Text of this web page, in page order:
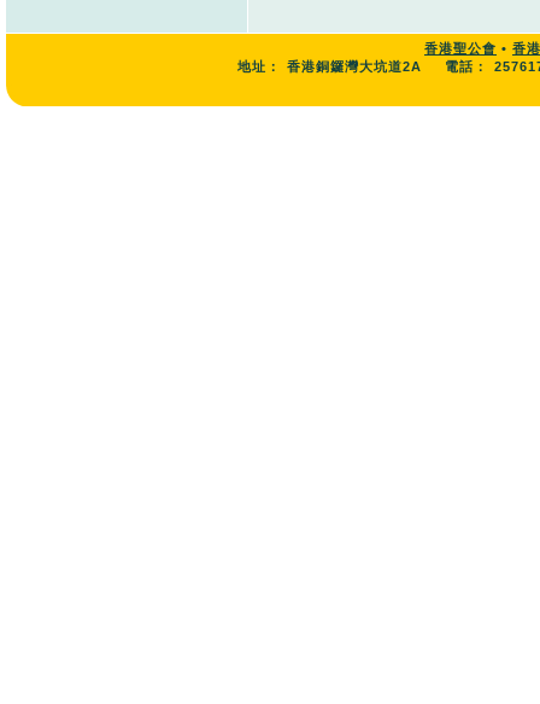
香港聖公會 • 香
地址：
香港銅鑼灣大坑道2A 電話：